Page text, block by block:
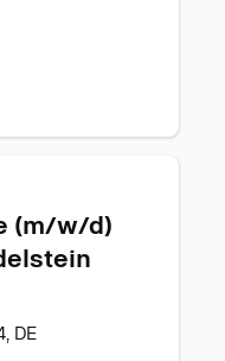
(m/w/d)
DE